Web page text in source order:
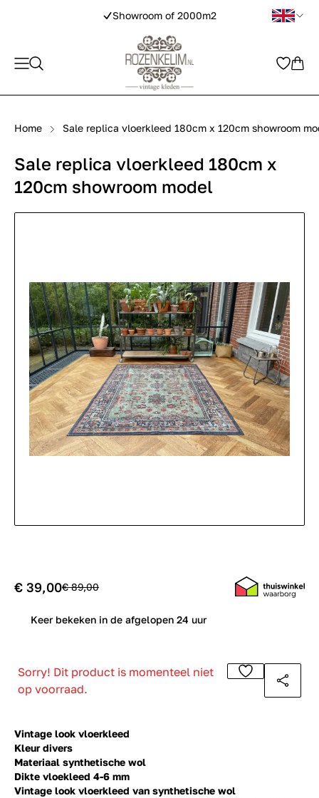
Showroom of 2000m2
Home Sale replica vloerkleed 180cm x 120cm showroom
Sale replica vloerkleed 180cm x
120cm showroom model
Vintage look vloerkleed
Kleur divers
Materiaal synthetische wol
Dikte vloekleed 4-6 mm
Vintage look vloerkleed van synthetische wol
€ 39,00€ 89,00
Keer bekeken in de afgelopen 24 uur
Sorry! Dit product is momenteel niet
op voorraad.